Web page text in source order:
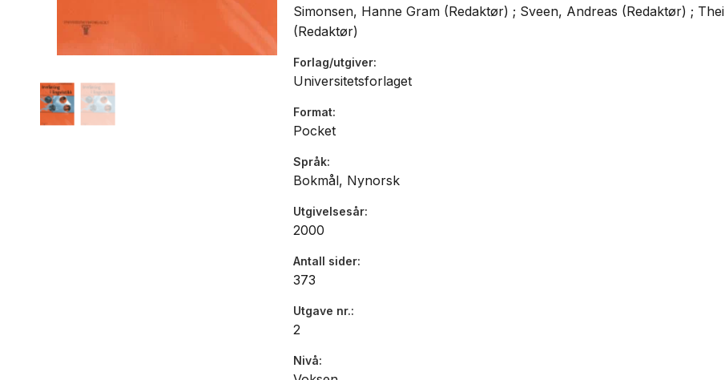
Simonsen, Hanne Gram (Redaktør) ; Sveen, Andreas (Redaktør) ;
(Redaktør)
Forlag/utgiver
Universitetsforlaget
Format
Pocket
Språk
Bokmål, Nynorsk
Utgivelsesår
2000
Antall sider
373
Utgave nr.
2
Nivå